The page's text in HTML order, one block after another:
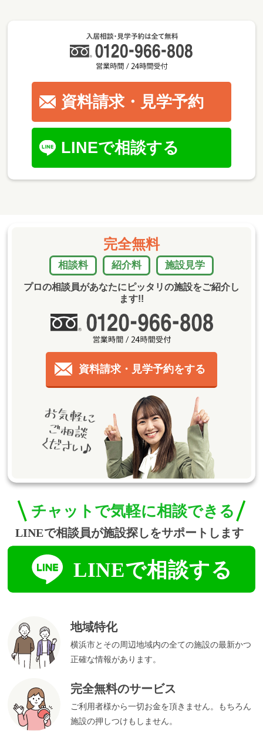
資料請求・見学予約
LINEで相談する
完全無料
相談料 紹介料 施設見学
プロの相談員があなたにピッタリの施設をご紹介し
ます!!
資料請求・見学予約をする
地域特化
横浜市とその周辺地域内の全ての施設の最新かつ
正確な情報があります。
完全無料のサービス
ご利用者様から一切お金を頂きません。もちろん
施設の押しつけもしません。